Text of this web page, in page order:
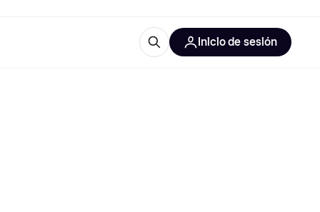
Inicio de sesión